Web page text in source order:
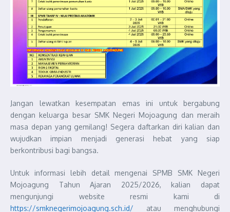
Jangan lewatkan kesempatan emas ini untuk bergabung
dengan keluarga besar SMK Negeri Mojoagung dan meraih
masa depan yang gemilang! Segera daftarkan diri kalian dan
wujudkan impian menjadi generasi hebat yang siap
berkontribusi bagi bangsa.
Untuk informasi lebih detail mengenai SPMB SMK Negeri
Mojoagung Tahun Ajaran 2025/2026, kalian dapat
mengunjungi website resmi kami di
https://smknegerimojoagung.sch.id/ atau menghubungi